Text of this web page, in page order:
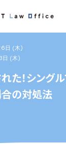
日 (木)
日 (木)
た！シング
の対処法